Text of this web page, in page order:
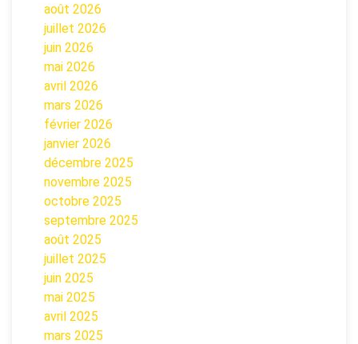
août 2026
juillet 2026
juin 2026
mai 2026
avril 2026
mars 2026
février 2026
janvier 2026
décembre 2025
novembre 2025
octobre 2025
septembre 2025
août 2025
juillet 2025
juin 2025
mai 2025
avril 2025
mars 2025